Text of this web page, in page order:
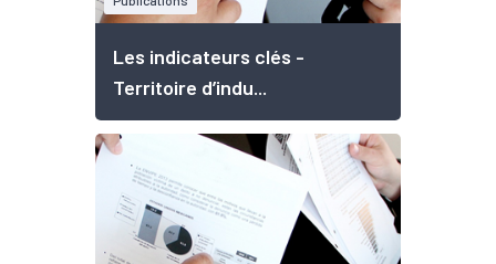
Les indicateurs clés -
Territoire d’indu...